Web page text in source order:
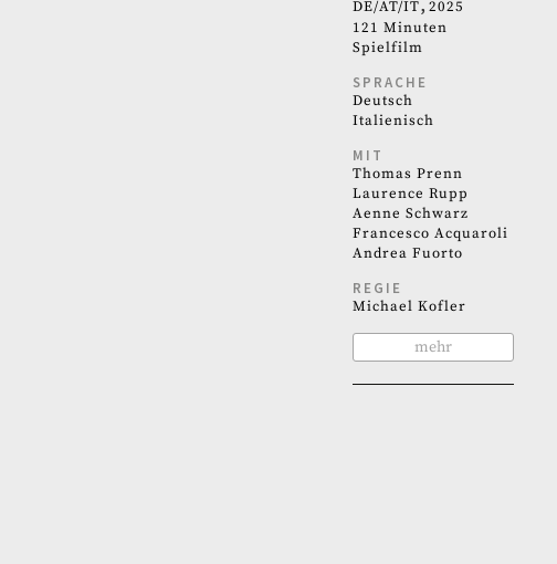
DE AT IT 2025
121 Minuten
Spielfilm
SPRACHE
Deutsch
Italienisch
MIT
Thomas Prenn
Laurence Rupp
Aenne Schwarz
Francesco Acquaroli
Andrea Fuorto
REGIE
Michael Kofler
mehr